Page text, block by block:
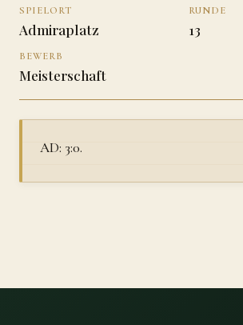
SPIELORT
Admiraplatz
RUNDE
13
BEWERB
Meisterschaft
AD: 3:0.